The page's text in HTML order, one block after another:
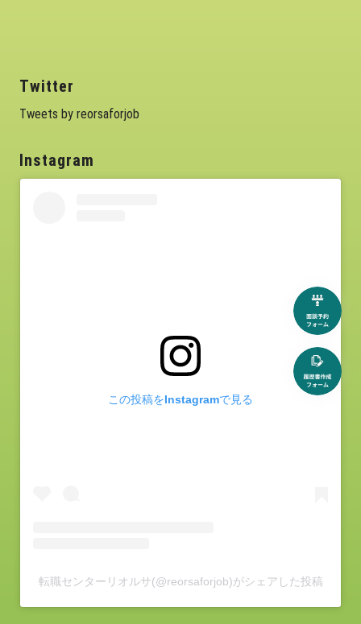
Twitter
Tweets by reorsaforjob
Instagram
この投稿をInstagramで見る
転職センターリオルサ(@reorsaforjob)がシェアした投稿